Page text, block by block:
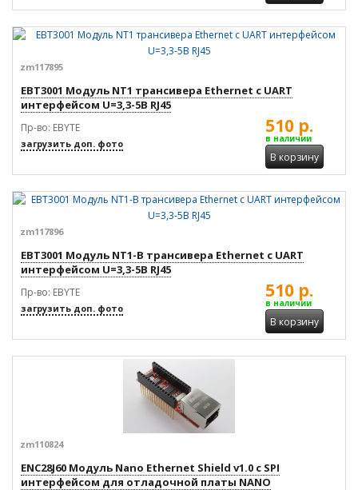
zm117895
EBT3001 Модуль NT1 трансивера Ethernet с UART
интерфейсом U=3,3-5В RJ45
Пр-во: EBYTE
загрузить доп. фото
510 р.
в наличии
В корзину
zm117896
EBT3001 Модуль NT1-B трансивера Ethernet с UART
интерфейсом U=3,3-5В RJ45
Пр-во: EBYTE
загрузить доп. фото
510 р.
в наличии
В корзину
zm110824
ENC28J60 Модуль Nano Ethernet Shield v1.0 c SPI
интерфейсом для отладочной платы NANO